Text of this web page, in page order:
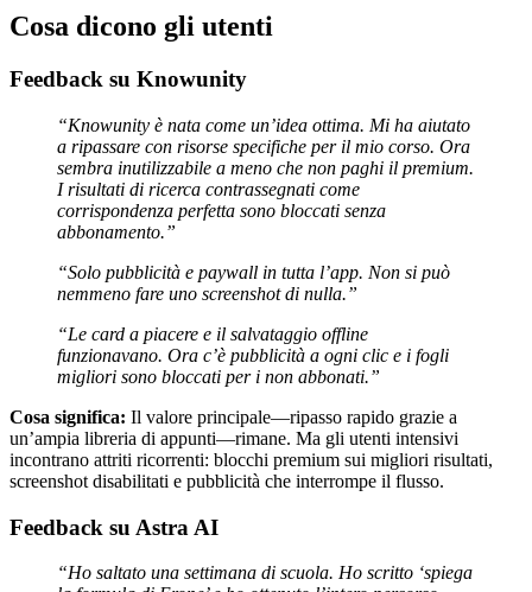
Cosa dicono gli utenti
Feedback su Knowunity
“Knowunity è nata come un’idea ottima. Mi ha aiutato
a ripassare con risorse specifiche per il mio corso. Ora
sembra inutilizzabile a meno che non paghi il premium.
I risultati di ricerca contrassegnati come
corrispondenza perfetta sono bloccati senza
abbonamento.”
“Solo pubblicità e paywall in tutta l’app. Non si può
nemmeno fare uno screenshot di nulla.”
“Le card a piacere e il salvataggio offline
funzionavano. Ora c’è pubblicità a ogni clic e i fogli
migliori sono bloccati per i non abbonati.”
Cosa significa: Il valore principale—ripasso rapido grazie a
un’ampia libreria di appunti—rimane. Ma gli utenti intensivi
incontrano attriti ricorrenti: blocchi premium sui migliori risultati,
screenshot disabilitati e pubblicità che interrompe il flusso.
Feedback su Astra AI
“Ho saltato una settimana di scuola. Ho scritto ‘spiega